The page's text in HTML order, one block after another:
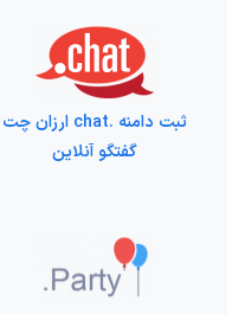
ثبت دامنه .chat ارزان چت
گفتگو آنلاین